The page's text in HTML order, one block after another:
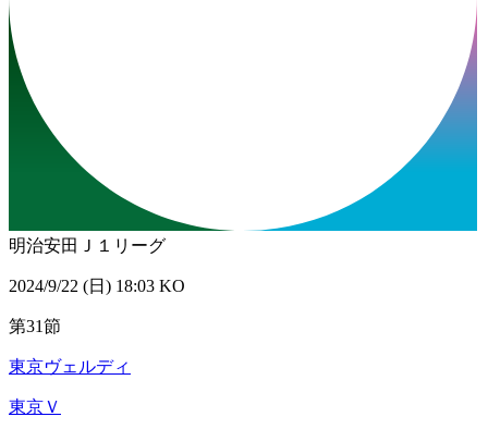
明治安田Ｊ１リーグ
2024/9/22 (日) 18:03 KO
第31節
東京ヴェルディ
東京Ｖ